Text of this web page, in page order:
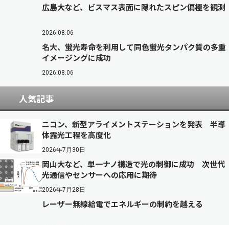
広島大など、ビスマス表面に隠れたスピン偏極を観測
2026.08.06
名大、蛍光寿命を利用して同色蛍光タンパク質の多重
イメージングに成功
2026.08.06
人気記事
ニコン、新型アライメントステーションを発表 半導
体露光工程を高度化
2026年7月30日
岡山大など、単一ナノ構造で光の制御に成功 次世代
光通信やセンサーへの応用に期待
2026年7月28日
レーザー無線給電でエネルギーの制約を越える